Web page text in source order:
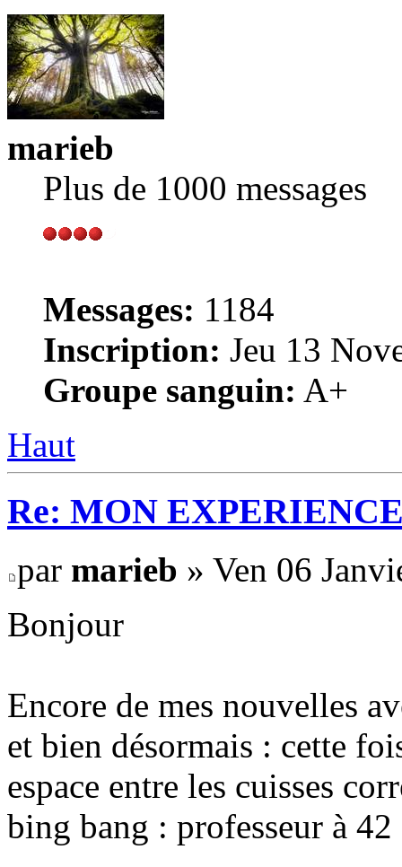
marieb
Plus de 1000 messages
Messages: 1184
Inscription: Jeu 13
Groupe sanguin: A+
Haut
Re: MON
par marieb » Ven 06
Bonjour
Encore de mes nouvelles
et bien désormais : cette
espace entre les cuisses
bing bang : professeur à